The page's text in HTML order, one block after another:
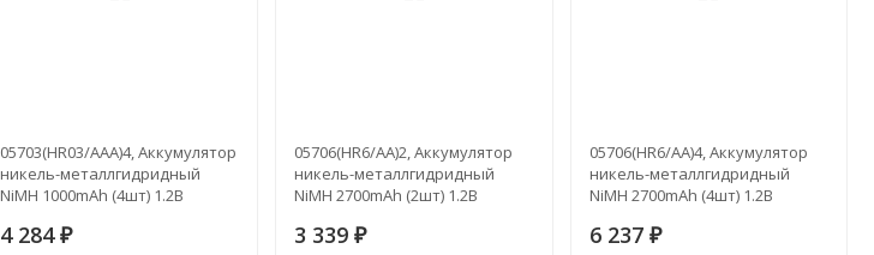
05703(HR03/ААА)4, Аккумулятор
никель-металлгидридный
NiMH 1000mAh (4шт) 1.2В
4 284 ₽
05706(HR6/AA)2, Аккумулятор
никель-металлгидридный
NiMH 2700mAh (2шт) 1.2В
3 339₽
05706(HR6/AA)4, Аккумулятор
никель-металлгидридный
NiMH 2700mAh (4шт) 1.2В
6 237 ₽